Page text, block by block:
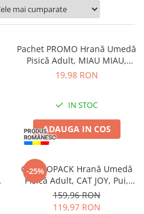
Pachet PROMO Hrană Umedă
Pisică Adult, MIAU MIAU,
Somon în sos, 12x100g
19,98 RON
IN STOC
ADAUGA IN COS
-25%
COMBOPACK Hrană Umedă
Pisică Adult, CAT JOY, Pui,
Vită, Curcan și Somon, 96x85g
159,96 RON
119,97 RON